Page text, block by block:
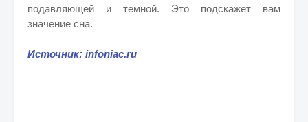
подавляющей и темной. Это подскажет вам
значение сна.
Источник: infoniac.ru